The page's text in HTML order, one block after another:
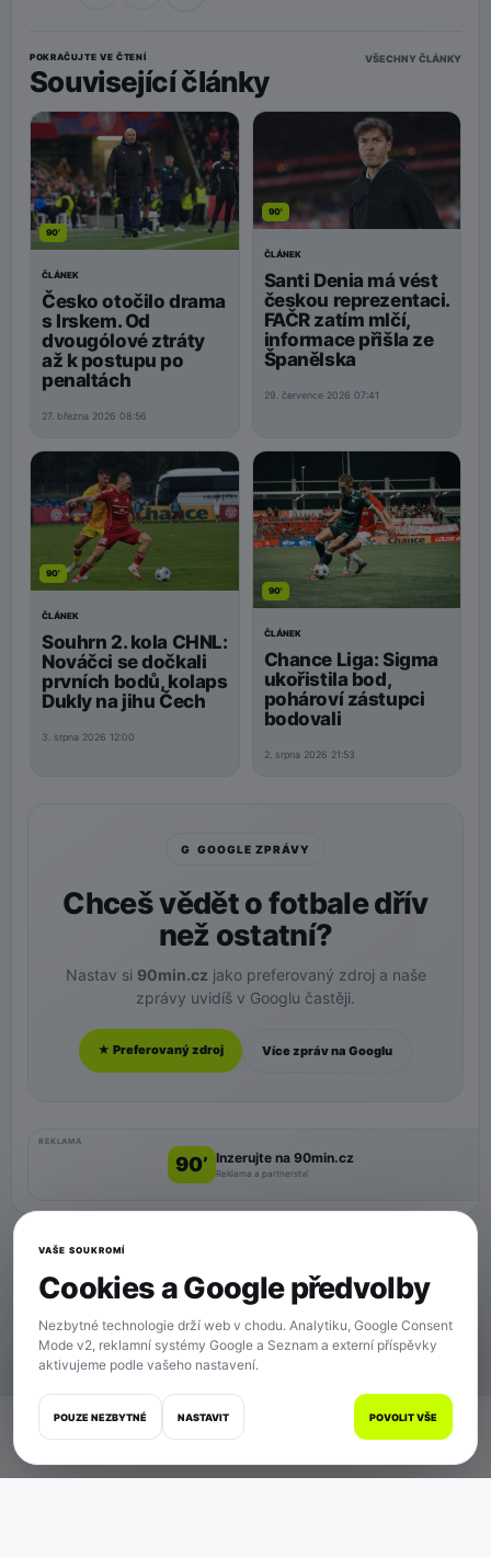
POKRAČUJTE VE ČTENÍ
Související články
VŠECHNY ČLÁNKY
90'
ČLÁNEK
Česko otočilo drama
s Irskem. Od
dvougólové ztráty
až k postupu po
penaltách
27. března 2026 08:56
90'
ČLÁNEK
Santi Denia má vést
českou reprezentaci.
FAČR zatím mlčí,
informace přišla ze
Španělska
29. července 2026 07:41
90'
ČLÁNEK
Souhrn 2. kola CHNL:
Nováčci se dočkali
prvních bodů, kolaps
Dukly na jihu Čech
3. srpna 2026 12:00
90'
ČLÁNEK
Chance Liga: Sigma
ukořistila bod,
pohároví zástupci
bodovali
2. srpna 2026 21:53
G GOOGLE ZPRÁVY
Chceš vědět o fotbale dřív
než ostatní?
Nastav si 90min.cz jako preferovaný zdroj a naše
zprávy uvidíš v Googlu častěji.
★ Preferovaný zdroj Více zpráv na Googlu
REKLAMA
90’ Inzerujte na 90min.cz
Reklama a partnerství
SOUKROMÍ
VAŠE SOUKROMÍ
Cookies a Google předvolby
Nezbytné technologie drží web v chodu. Analytiku, Google Consent
Mode v2, reklamní systémy Google a Seznam a externí příspěvky
aktivujeme podle vašeho nastavení.
POUZE NEZBYTNÉ NASTAVIT POVOLIT VŠE